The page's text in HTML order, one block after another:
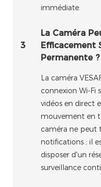
immédiate.
3
La Caméra
Efficacement
Permanente ?
La caméra
connexion Wi-Fi
vidéos en direct
mouvement en
caméra ne peut
notifications ; il
disposer d'un
surveillance